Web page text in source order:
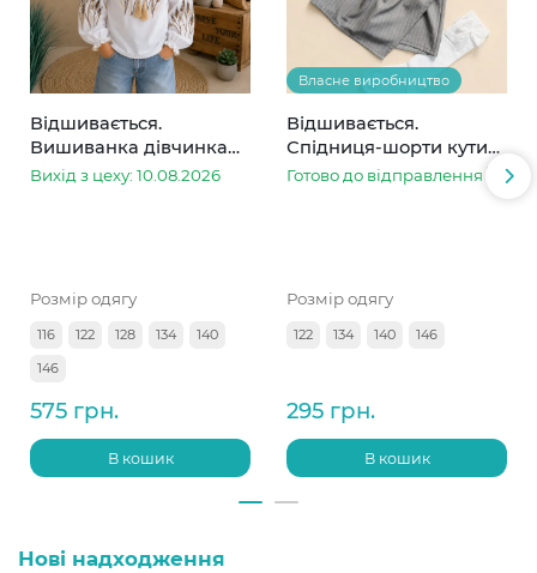
Відшивається.
Вишиванка дівчинка
колоски
Вихід з цеху: 10.08.2026
Розмір одягу
116 122 128 134
140
146
575 грн.
В кошик
Власне виробництво
Відшивається.
Спідниця-шорти кутик
сіра в смужку
Готово до відправлення
Розмір одягу
122 134 140 146
295 грн.
В кошик
Нові надходження